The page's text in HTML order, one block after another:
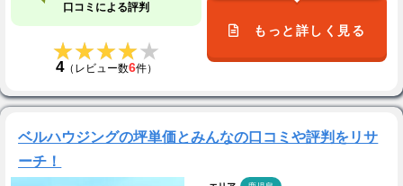
口コミによる評判
★★★★★
★★★★★
4（レビュー数6件）
もっと詳しく見る
ベルハウジングの坪単価とみんなの口コミや評判をリサ
ーチ！